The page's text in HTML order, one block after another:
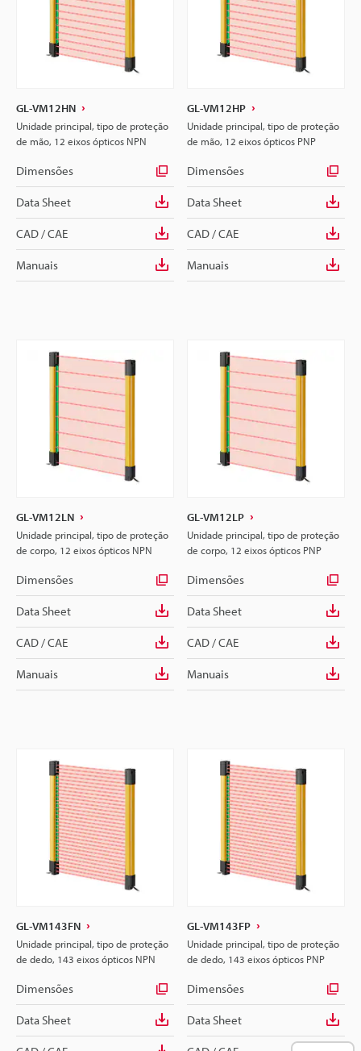
GL-VM12HN
Unidade principal, tipo de proteção
de mão, 12 eixos ópticos NPN
Dimensões
Data Sheet
CAD / CAE
Manuais
GL-VM12HP
Unidade principal, tipo de proteção
de mão, 12 eixos ópticos PNP
Dimensões
Data Sheet
CAD / CAE
Manuais
GL-VM12LN
Unidade principal, tipo de proteção
de corpo, 12 eixos ópticos NPN
Dimensões
Data Sheet
CAD / CAE
Manuais
GL-VM12LP
Unidade principal, tipo de proteção
de corpo, 12 eixos ópticos PNP
Dimensões
Data Sheet
CAD / CAE
Manuais
GL-VM143FN
Unidade principal, tipo de proteção
de dedo, 143 eixos ópticos NPN
Dimensões
Data Sheet
GL-VM143FP
Unidade principal, tipo de proteção
de dedo, 143 eixos ópticos PNP
Dimensões
Data Sheet